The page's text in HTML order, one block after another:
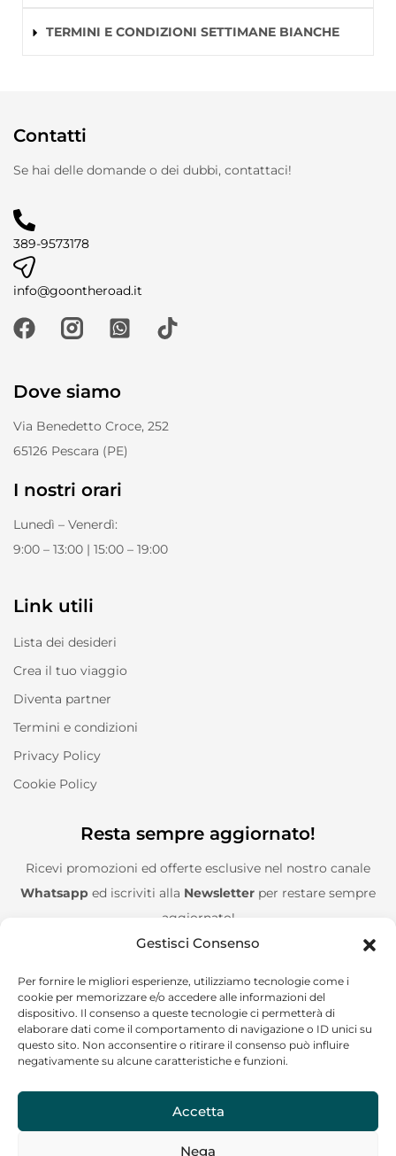
Gestisci Consenso
Per fornire le migliori esperienze, utilizziamo tecnologie come i
cookie per memorizzare e/o accedere alle informazioni del
dispositivo. Il consenso a queste tecnologie ci permetterà di
elaborare dati come il comportamento di navigazione o ID unici su
questo sito. Non acconsentire o ritirare il consenso può influire
negativamente su alcune caratteristiche e funzioni.
Accetta
Nega
TERMINI E CONDIZIONI SETTIMANE BIANCHE
Contatti
Se hai delle domande o dei dubbi, contattaci!
389-9573178
info@goontheroad.it
Dove siamo
Via Benedetto Croce, 252
65126 Pescara (PE)
I nostri orari
Lunedì – Venerdì:
9:00 – 13:00 | 15:00 – 19:00
Link utili
Lista dei desideri
Crea il tuo viaggio
Diventa partner
Termini e condizioni
Privacy Policy
Cookie Policy
Resta sempre aggiornato!
Ricevi promozioni ed offerte esclusive nel nostro canale
Whatsapp ed iscriviti alla Newsletter per restare sempre
aggiornato!
Aggiungimi alla Newsletter!
Copyright © 2024 Go on the road – Tutti i diritti riservati